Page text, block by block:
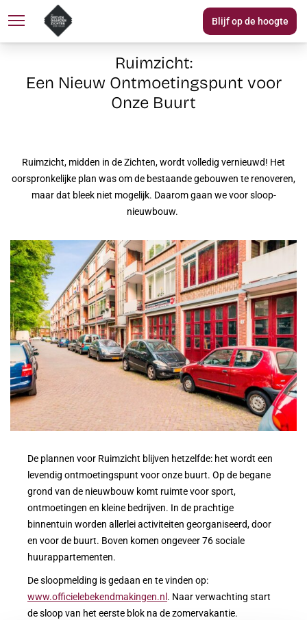
Blijf op de hoogte
Ruimzicht:
Een Nieuw Ontmoetingspunt voor
Onze Buurt
Ruimzicht, midden in de Zichten, wordt volledig vernieuwd! Het
oorspronkelijke plan was om de bestaande gebouwen te renoveren,
maar dat bleek niet mogelijk. Daarom gaan we voor sloop-
nieuwbouw.
De plannen voor Ruimzicht blijven hetzelfde: het wordt een
levendig ontmoetingspunt voor onze buurt. Op de begane
grond van de nieuwbouw komt ruimte voor sport,
ontmoetingen en kleine bedrijven. In de prachtige
binnentuin worden allerlei activiteiten georganiseerd, door
en voor de buurt. Boven komen ongeveer 76 sociale
huurappartementen.
De sloopmelding is gedaan en te vinden op:
www.officielebekendmakingen.nl . Naar verwachting start
de sloop van het eerste blok na de zomervakantie.
Woningaanbod